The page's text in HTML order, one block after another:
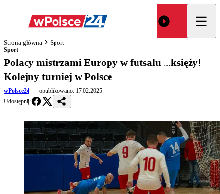
Strona główna Sport
Sport
Polacy mistrzami Europy w futsalu ...księży!
Kolejny turniej w Polsce
wPolsce24 opublikowano: 17.02.2025
Udostępnij: